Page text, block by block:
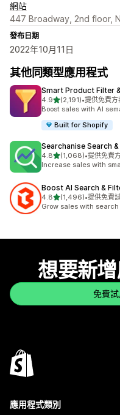
網站
447 Broadway, 2nd floor,
發布日期
2022年10月11日
其他同類型應用程式
Smart Product Filter
4.9滿分 5 顆星
(2,191)
共有 2191 則評價
•提供免費方
Boost sales with AI
Built for Shopify
Searchanise Search
4.8滿分 5 顆星
(1,068)
共有 1068 則評價
•提供免費
Increase sales with
Boost AI Search &
4.8滿分 5 顆星
(1,496)
共有 1496 則評價
•提供免費
Grow sales with
想要新
免費
應用程式類別